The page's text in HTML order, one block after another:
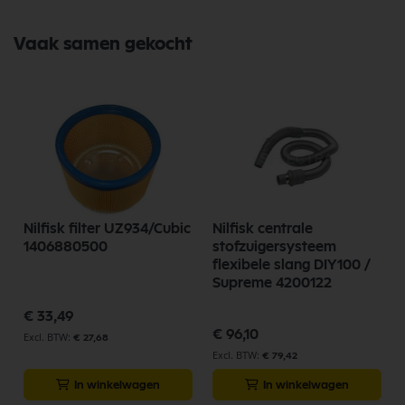
Vaak samen gekocht
Nilfisk filter UZ934/Cubic
1406880500
€ 33,49
€ 27,68
In winkelwagen
Nilfisk centrale
stofzuigersysteem
flexibele slang DIY100 /
Supreme 4200122
€ 96,10
€ 79,42
In winkelwagen